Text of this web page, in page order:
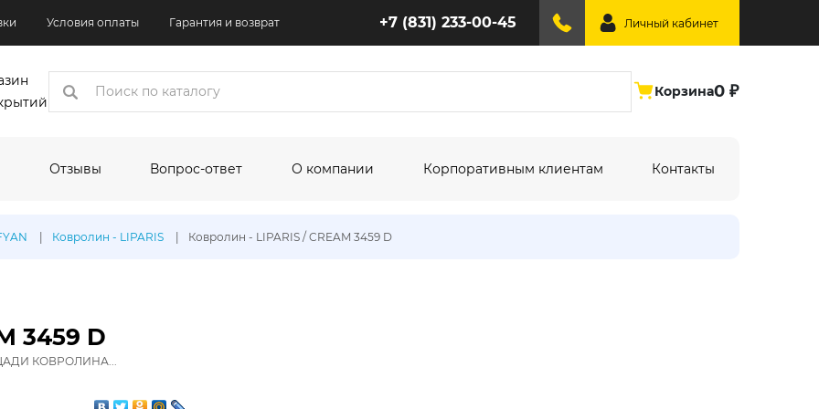
Условия оплаты Гарантия и возврат +7 (831) 233-00-45 Личный кабинет
Корзина0 ₽
Отзывы Вопрос-ответ О компании Корпоративным клиентам Контакты
Ковролин - LIPARIS Ковролин - LIPARIS / CREAM 3459 D
3459 D
КОВРОЛИНА...